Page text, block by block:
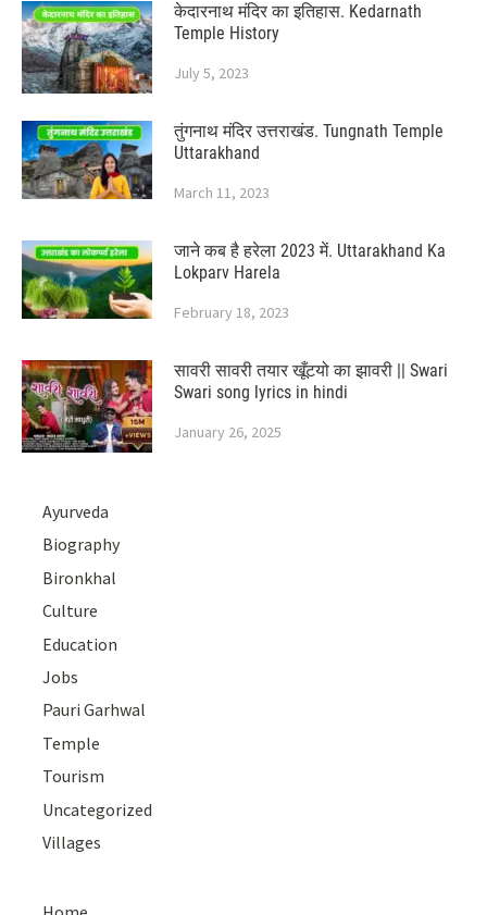
केदारनाथ मंदिर का इतिहास. Kedarnath
Temple History
July 5, 2023
तुंगनाथ मंदिर उत्तराखंड. Tungnath Temple
Uttarakhand
March 11, 2023
जाने कब है हरेला 2023 में. Uttarakhand Ka
Lokparv Harela
February 18, 2023
सावरी सावरी तयार खूँटयो का झावरी || Swari
Swari song lyrics in hindi
January 26, 2025
Ayurveda
Biography
Bironkhal
Culture
Education
Jobs
Pauri Garhwal
Temple
Tourism
Uncategorized
Villages